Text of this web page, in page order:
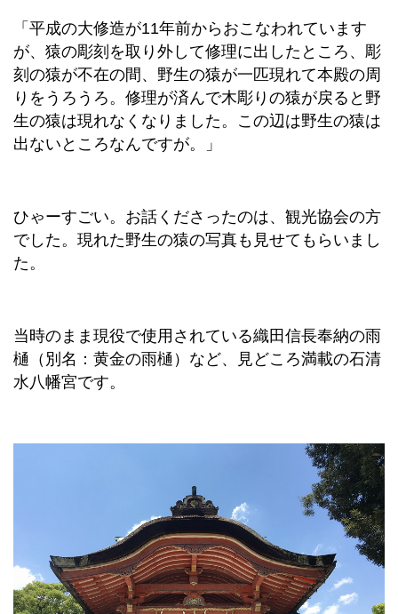
「平成の大修造が11年前からおこなわれています
が、猿の彫刻を取り外して修理に出したところ、彫
刻の猿が不在の間、野生の猿が一匹現れて本殿の周
りをうろうろ。修理が済んで木彫りの猿が戻ると野
生の猿は現れなくなりました。この辺は野生の猿は
出ないところなんですが。」
ひゃーすごい。お話くださったのは、観光協会の方
でした。現れた野生の猿の写真も見せてもらいまし
た。
当時のまま現役で使用されている織田信長奉納の雨
樋（別名：黄金の雨樋）など、見どころ満載の石清
水八幡宮です。